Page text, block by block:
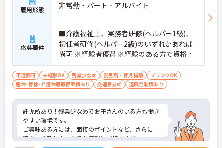
雇用形態 非常勤・パート・アルバイト
応募要件
■介護福祉士、実務者研修(ヘルパー1級)、
初任者研修(ヘルパー2級)のいずれかあれば
尚可 ※経験者優遇 ※経験のある方で資格が
ない方も相談可能 ※通所リハビリ経験者も
歓迎します
車通勤可 未経験OK 残業少なめ 託児所・育児補助
ブランクOK
産休･育休･介護休暇取得実績あり
交通費支給 退職金制度あり
託児所あり！残業少なめでお子さんのいる方も働き
やすい環境です。
ご興味ある方には、面接のポイントなど、さらに詳
細をお話致しますのでお気軽にご相談ください。